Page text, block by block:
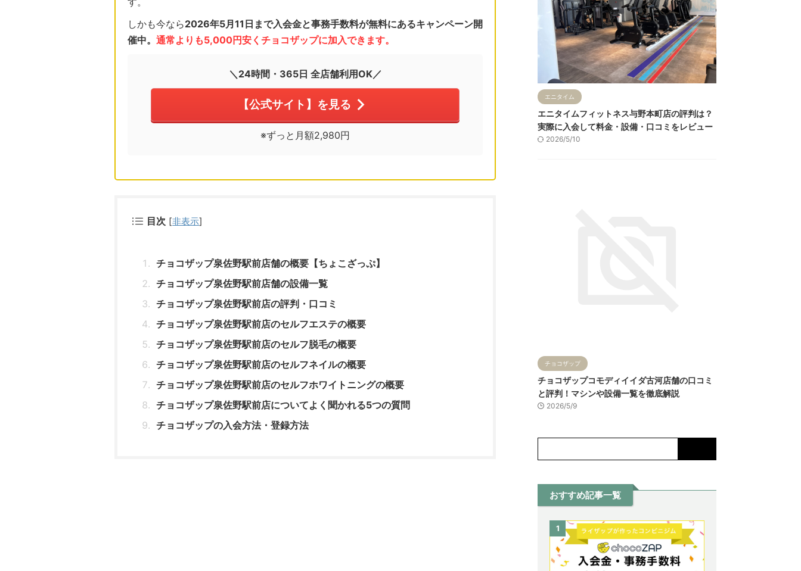
しかも今なら2026年5月11日まで入会金と事務手数料が無料にあるキャンペーン開
催中。 通常よりも5,000円安くチョコザップに加入できます。
＼24時間・365日 全店舗利用OK／
【公式サイト】を見る
※ずっと月額2,980円
目次 [非表示]
チョコザップ泉佐野駅前店舗の概要【ちょこざっぷ】
チョコザップ泉佐野駅前店舗の設備一覧
チョコザップ泉佐野駅前店の評判・口コミ
チョコザップ泉佐野駅前店のセルフエステの概要
チョコザップ泉佐野駅前店のセルフ脱毛の概要
チョコザップ泉佐野駅前店のセルフネイルの概要
チョコザップ泉佐野駅前店のセルフホワイトニングの概要
チョコザップ泉佐野駅前店についてよく聞かれる5つの質問
チョコザップの入会方法・登録方法
エニタイム
エニタイムフィットネス与野本町店の評判は？
実際に入会して料金・設備・口コミをレビュー
2026/5/10
チョコザップ
チョコザップコモディイイダ古河店舗の口コミ
と評判！マシンや設備一覧を徹底解説
2026/5/9
おすすめ記事一覧
1